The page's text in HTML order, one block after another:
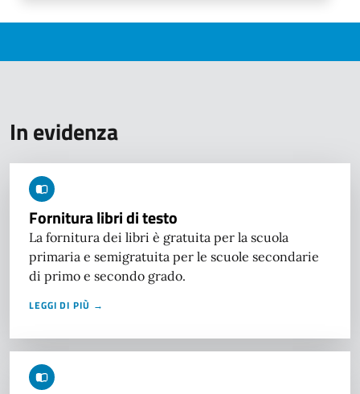
In evidenza
Fornitura libri di testo
La fornitura dei libri è gratuita per la scuola
primaria e semigratuita per le scuole secondarie
di primo e secondo grado.
LEGGI DI PIÙ →